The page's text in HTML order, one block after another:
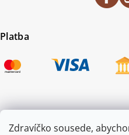
Zdravíčko sousede,
Platba
Certifikace